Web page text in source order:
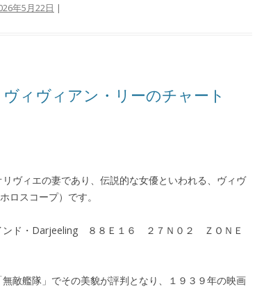
年5月22日 |
ヴィアン・リーのチャート
ヴィエの妻であり、伝説的な女優といわれる、ヴィヴ
スコープ）です。
ド・Darjeeling ８８Ｅ１６ ２７Ｎ０２ ＺＯＮＥ
敵艦隊」でその美貌が評判となり、１９３９年の映画